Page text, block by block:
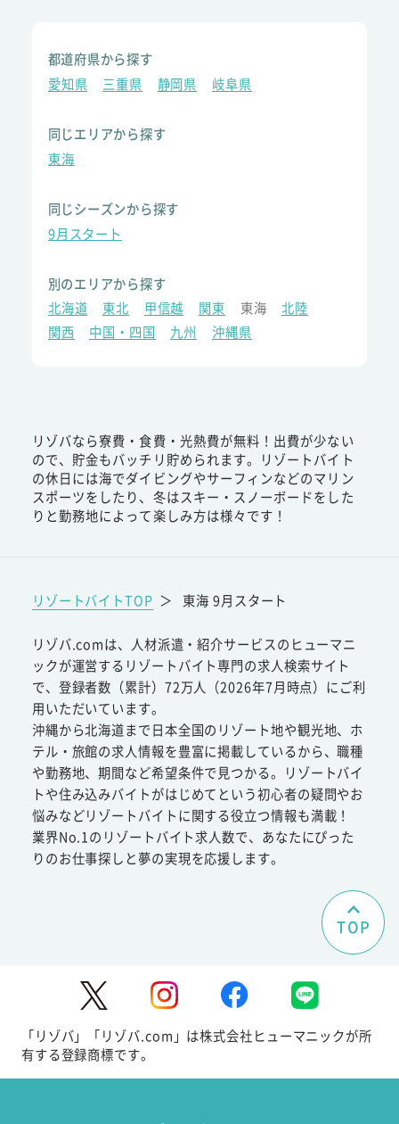
都道府県から探す
愛知県
三重県 静岡県 岐阜県
同じエリアから探す
東海
同じシーズンから探す
9月スタート
別のエリアから探す
北海道
東北 甲信越 関東 東海
北陸
関西
中国・四国 九州 沖縄県
リゾバなら寮費・食費・光熱費が無料！出費が少ない
ので、貯金もバッチリ貯められます。リゾートバイト
の休日には海でダイビングやサーフィンなどのマリン
スポーツをしたり、冬はスキー・スノーボードをした
りと勤務地によって楽しみ方は様々です！
リゾートバイトTOP ＞ 東海 9月スタート
リゾバ.comは、人材派遣・紹介サービスのヒューマニ
ックが運営するリゾートバイト専門の求人検索サイト
で、登録者数（累計）72万人（2026年7月時点）にご利
用いただいています。
沖縄から北海道まで日本全国のリゾート地や観光地、ホ
テル・旅館の求人情報を豊富に掲載しているから、職種
や勤務地、期間など希望条件で見つかる。リゾートバイ
トや住み込みバイトがはじめてという初心者の疑問やお
悩みなどリゾートバイトに関する役立つ情報も満載！
業界No.1のリゾートバイト求人数で、あなたにぴった
りのお仕事探しと夢の実現を応援します。
TOP
「リゾバ」「リゾバ.com」は株式会社ヒューマニックが所
有する登録商標です。